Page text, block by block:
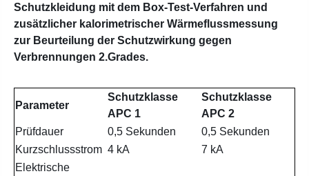
Schutzkleidung mit dem Box-Test-Verfahren und
zusätzlicher kalorimetrischer Wärmeflussmessung
zur Beurteilung der Schutzwirkung gegen
Verbrennungen 2.Grades.
Parameter
Schutzklasse
APC 1
Schutzklasse
APC 2
Prüfdauer
0,5 Sekunden
0,5 Sekunden
Kurzschlussstrom 4 kA
7 kA
Elektrische